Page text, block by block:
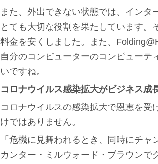
また、外出できない状態では、インタ
とても大切な役割を果たしています。
料金を安くしました。また、
自分のコンピューターのコンピューテ
いですね。
コロナウイルス感染拡大がビジネス成
コロナウイルスの感染拡大で恩恵を受
けではありません。
「危機に見舞われるとき、同時にチ
カンター・ミルウォード・ブラウンで